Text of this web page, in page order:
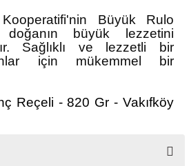
Büyük Rulo
büyük lezzetini
Sağlıklı ve lezzetli bir
için mükemmel bir
Reçeli - 820 Gr - Vakıfköy